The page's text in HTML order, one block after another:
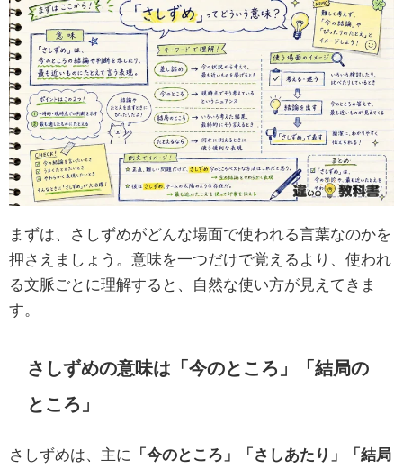
まずは、さしずめがどんな場面で使われる言葉なのかを
押さえましょう。意味を一つだけで覚えるより、使われ
る文脈ごとに理解すると、自然な使い方が見えてきま
す。
さしずめの意味は「今のところ」「結局の
ところ」
さしずめは、主に 「今のところ」「さしあたり」「結局